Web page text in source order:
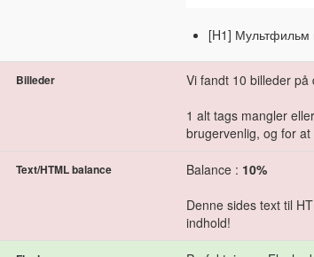
[H1] Мультфильм
Billeder
Vi fandt 10 billeder på
1 alt tags mangler
brugervenlig, og for
Text/HTML balance Balance : 10%
Denne sides text til
indhold!